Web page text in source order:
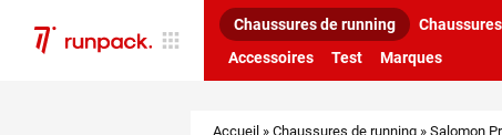
Chaussures de running
Accessoires
Test Marques
Accueil » Chaussures de running » Salomon